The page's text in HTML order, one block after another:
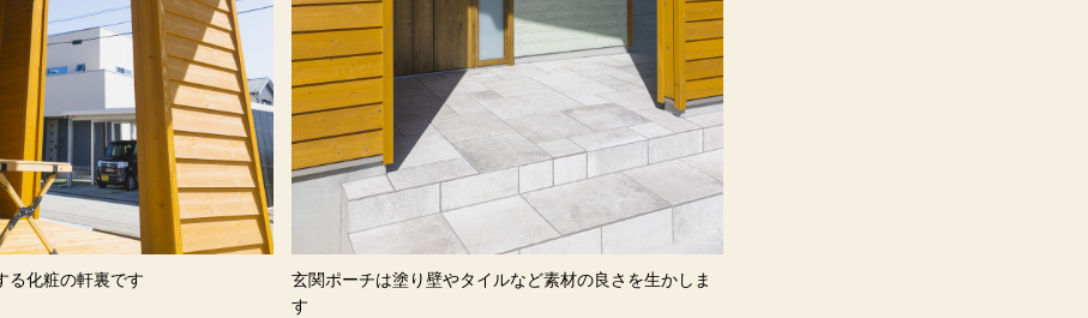
る化粧の軒裏です
玄関ポーチは塗り壁やタイルなど素材の良さを生かしま
す